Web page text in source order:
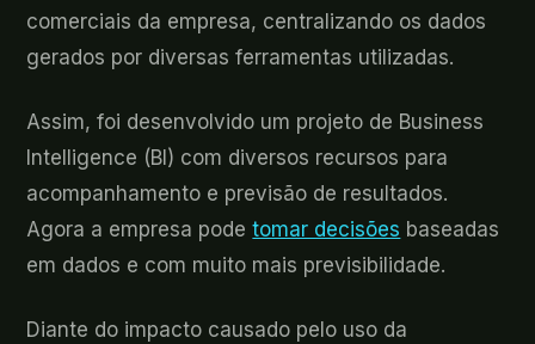
comerciais da empresa, centralizando os dados
gerados por diversas ferramentas utilizadas.
Assim, foi desenvolvido um projeto de Business
Intelligence (BI) com diversos recursos para
acompanhamento e previsão de resultados.
Agora a empresa podetomar decisões baseadas
em dados e com muito mais previsibilidade.
Diante do impacto causado pelo uso da